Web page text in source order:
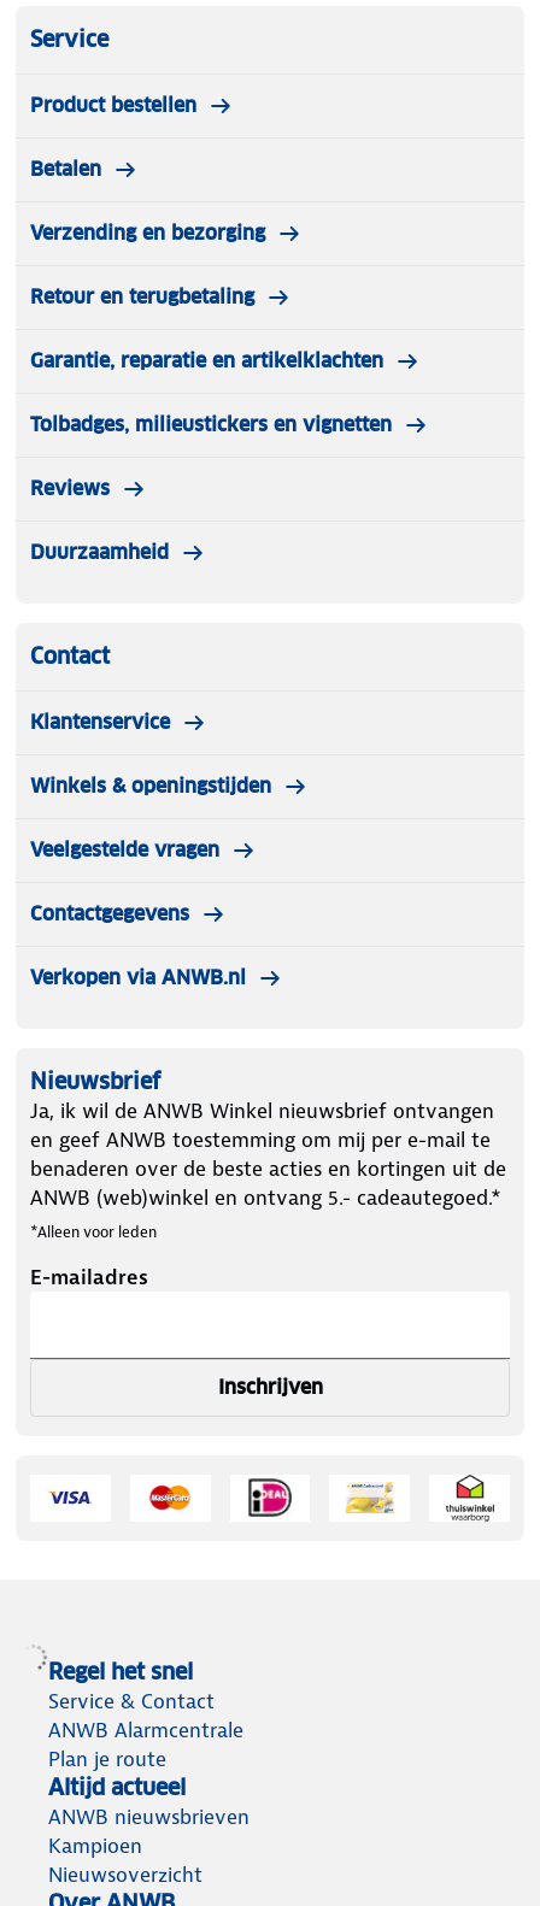
Service
Product bestellen
Betalen
Verzending en bezorging
Retour en terugbetaling
Garantie, reparatie en artikelklachten
Tolbadges, milieustickers en vignetten
Reviews
Duurzaamheid
Contact
Klantenservice
Winkels & openingstijden
Veelgestelde vragen
Contactgegevens
Verkopen via ANWB.nl
Nieuwsbrief
Ja, ik wil de ANWB Winkel nieuwsbrief ontvangen
en geef ANWB toestemming om mij per e-mail te
benaderen over de beste acties en kortingen uit de
ANWB (web)winkel en ontvang 5.- cadeautegoed.*
*Alleen voor leden
E-mailadres
Inschrijven
Regel het snel
Service & Contact
ANWB Alarmcentrale
Plan je route
Altijd actueel
ANWB nieuwsbrieven
Kampioen
Nieuwsoverzicht